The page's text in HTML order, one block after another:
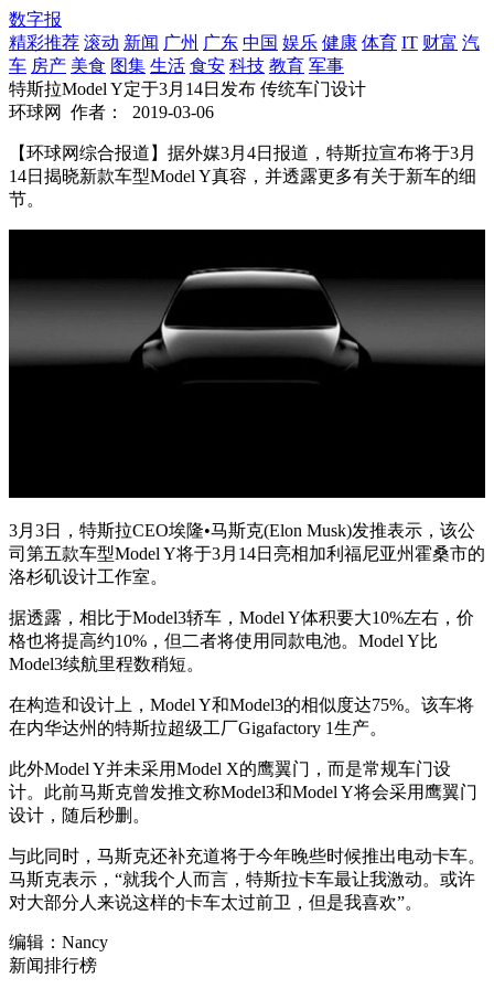
数字报
精彩推荐 滚动 新闻 广州 广东 中国 娱乐 健康 体育 IT 财富 汽
车 房产 美食 图集 生活 食安 科技 教育 军事
特斯拉Model Y定于3月14日发布 传统车门设计
环球网
作者： 2019-03-06
【环球网综合报道】据外媒3月4日报道，特斯拉宣布将于3月
14日揭晓新款车型Model Y真容，并透露更多有关于新车的细
节。
3月3日，特斯拉CEO埃隆•马斯克(Elon Musk)发推表示，该公
司第五款车型Model Y将于3月14日亮相加利福尼亚州霍桑市的
洛杉矶设计工作室。
据透露，相比于Model3轿车，Model Y体积要大10%左右，价
格也将提高约10%，但二者将使用同款电池。Model Y比
Model3续航里程数稍短。
在构造和设计上，Model Y和Model3的相似度达75%。该车将
在内华达州的特斯拉超级工厂Gigafactory 1生产。
此外Model Y并未采用Model X的鹰翼门，而是常规车门设
计。此前马斯克曾发推文称Model3和Model Y将会采用鹰翼门
设计，随后秒删。
与此同时，马斯克还补充道将于今年晚些时候推出电动卡车。
马斯克表示，“就我个人而言，特斯拉卡车最让我激动。或许
对大部分人来说这样的卡车太过前卫，但是我喜欢”。
编辑：Nancy
新闻排行榜